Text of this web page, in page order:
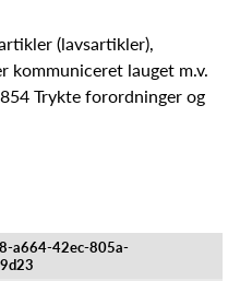
(lavsartikler),
kommuniceret lauget m.v.
Trykte forordninger og
a664-42ec-805a-